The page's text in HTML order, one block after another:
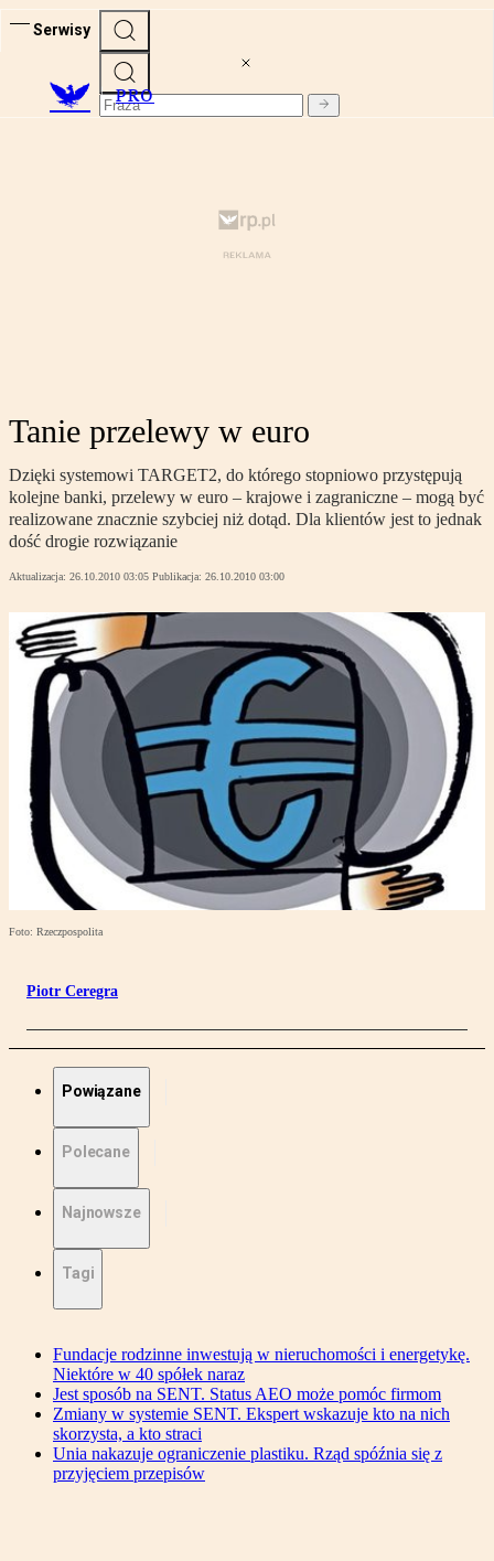
Serwisy
PRO
Tanie przelewy w euro
Dzięki systemowi TARGET2, do którego stopniowo przystępują
kolejne banki, przelewy w euro – krajowe i zagraniczne – mogą być
realizowane znacznie szybciej niż dotąd. Dla klientów jest to jednak
dość drogie rozwiązanie
Aktualizacja: 26.10.2010 03:05 Publikacja: 26.10.2010 03:00
Foto: Rzeczpospolita
Piotr Ceregra
Powiązane
Polecane
Najnowsze
Tagi
Fundacje rodzinne inwestują w nieruchomości i energetykę.
Niektóre w 40 spółek naraz
Jest sposób na SENT. Status AEO może pomóc firmom
Zmiany w systemie SENT. Ekspert wskazuje kto na nich
skorzysta, a kto straci
Unia nakazuje ograniczenie plastiku. Rząd spóźnia się z
przyjęciem przepisów